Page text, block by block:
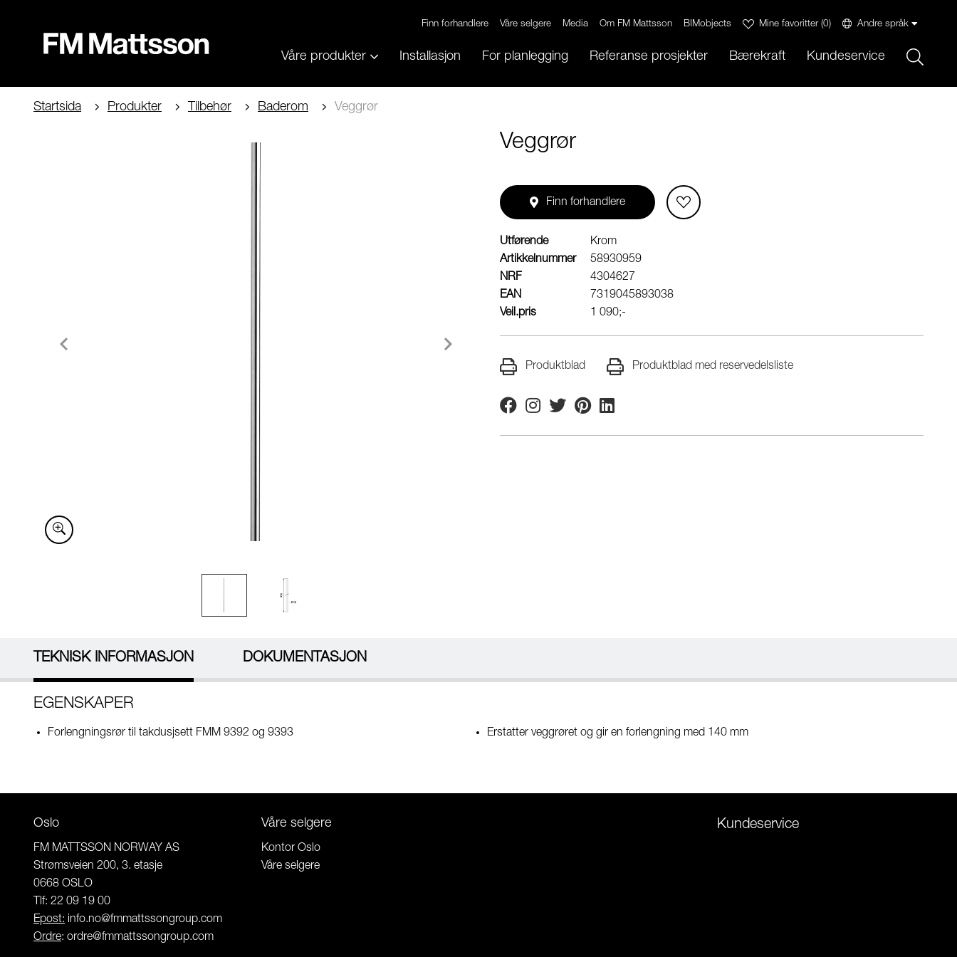
Finn forhandlere Våre selgere Media Om FM Mattsson BIMobjects Mine favoritter(0) Andre språk
Våre produkter Installasjon For planlegging Referanse prosjekter Bærekraft Kundeservice
Startsida Produkter Tilbehør Baderom Veggrør
Veggrør
Finn forhandlere
Utførende
Krom
Artikkelnummer
58930959
NRF
4304627
EAN
7319045893038
Veil.pris
1 090;-
Produktblad Produktblad med reservedelsliste
FacebookInstagram
TwitterPinterestLinkedin
TEKNISK INFORMASJON DOKUMENTASJON
EGENSKAPER
Forlengningsrør til takdusjsett FMM 9392 og 9393 Erstatter veggrøret og gir en forlengning med 140 mm
Oslo
FM MATTSSON NORWAY AS
Strømsveien 200, 3. etasje
0668 OSLO
Tlf: 22 09 19 00
Epost: info.no@fmmattssongroup.com
Ordre: ordre@fmmattssongroup.com
Våre selgere
Kontor Oslo
Våre selgere
Kundeservice